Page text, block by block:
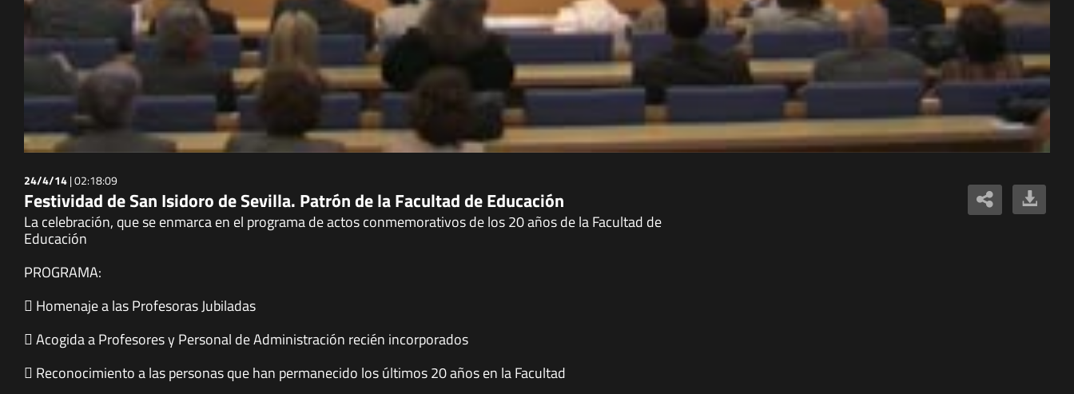
24/4/14|02:18:09
Festividad de San Isidoro de Sevilla. Patrón de la Facultad de Educación
La celebración, que se enmarca en el programa de actos conmemorativos de los 20 años de la Facultad de
Educación
PROGRAMA:
 Homenaje a las Profesoras Jubiladas
 Acogida a Profesores y Personal de Administración recién incorporados
 Reconocimiento a las personas que han permanecido los últimos 20 años en la Facultad